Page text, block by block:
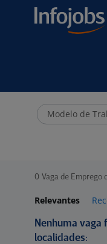
Modelo de
0 Vaga de Emprego
Relevantes
Nenhuma vaga
localidades: